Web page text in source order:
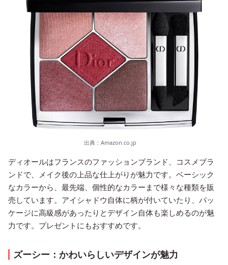
出典： Amazon.co.jp
ディオールはフランスのファッションブランド、コスメブラ
ンドで、メイク後の上品な仕上がりが魅力です。ベーシック
なカラーから、最先端、個性的なカラーまで様々な種類を販
売しています。アイシャドウ自体に柄が付いていたり、パッ
ケージに高級感があったりとデザイン自体も楽しめるのが魅
力です。プレゼントにもおすすめです。
ズーシー：かわいらしいデザインが魅力